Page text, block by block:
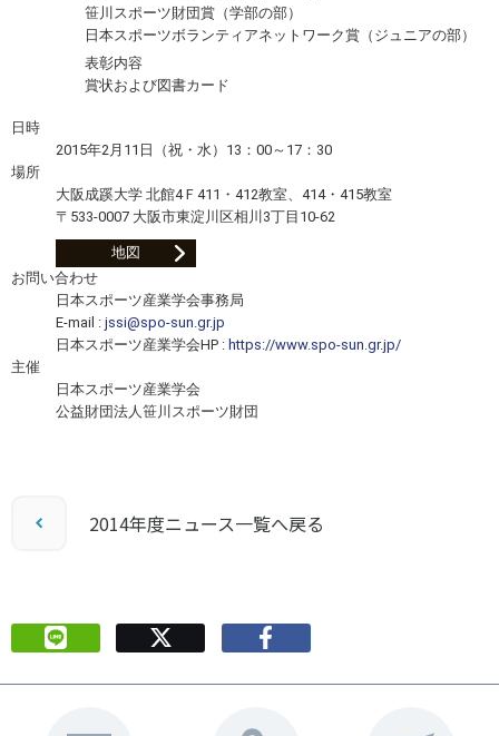
笹川スポーツ財団賞（学部の部）
日本スポーツボランティアネットワーク賞（ジュニアの部）
表彰内容
賞状および図書カード
日時
2015年2月11日（祝・水）13：00～17：30
場所
大阪成蹊大学 北館4Ｆ411・412教室、414・415教室
〒533-0007 大阪市東淀川区相川3丁目10-62
地図
お問い合わせ
日本スポーツ産業学会事務局
E-mail : jssi@spo-sun.gr.jp
日本スポーツ産業学会HP : https://www.spo-sun.gr.jp/
主催
日本スポーツ産業学会
公益財団法人笹川スポーツ財団
2014年度ニュース一覧へ戻る